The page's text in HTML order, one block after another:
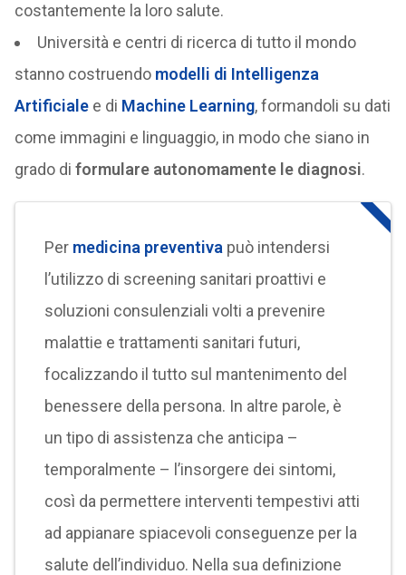
costantemente la loro salute.
Università e centri di ricerca di tutto il mondo
stanno costruendo modelli di Intelligenza
Artificiale e di Machine Learning, formandoli su dati
come immagini e linguaggio, in modo che siano in
grado di formulare autonomamente le diagnosi.
Per medicina preventiva può intendersi
l’utilizzo di screening sanitari proattivi e
soluzioni consulenziali volti a prevenire
malattie e trattamenti sanitari futuri,
focalizzando il tutto sul mantenimento del
benessere della persona. In altre parole, è
un tipo di assistenza che anticipa –
temporalmente – l’insorgere dei sintomi,
così da permettere interventi tempestivi atti
ad appianare spiacevoli conseguenze per la
salute dell’individuo. Nella sua definizione